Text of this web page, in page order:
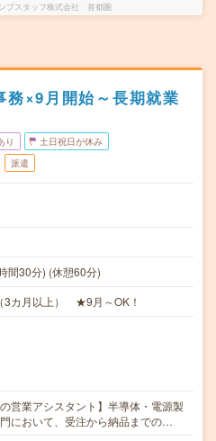
プスタッフ株式会社 首都圏
務×9月開始～長期就業
り 土日祝日が休み
派遣
間30分) (休憩60分)
3カ月以上） ★9月～OK！
営業アシスタント】半導体・電源製
において、受注から納品までの…